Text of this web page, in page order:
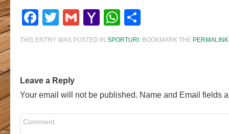
Facebook
Twitter
GmailYahoo
Mail
WhatsApp
THIS ENTRY WAS POSTED IN SPORTURI . BOOKMARK THE PERMALINK
Leave a Reply
Your email will not be published. Name and Email fields